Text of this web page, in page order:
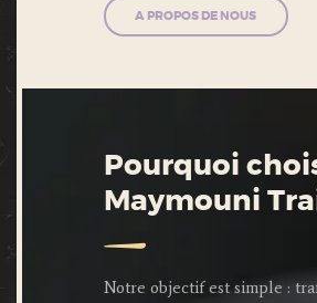
A PROPOS DE NOUS
Pourquoi
Maymouni
Notre objectif est simple :